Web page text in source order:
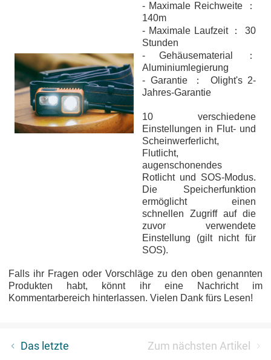
- Maximale Reichweite ：
140m
- Maximale Laufzeit ： 30
Stunden
- Gehäusematerial ：
Aluminiumlegierung
- Garantie ： Olight's 2-
Jahres-Garantie
10 verschiedene
Einstellungen in Flut- und
Scheinwerferlicht,
Flutlicht,
augenschonendes
Rotlicht und SOS-Modus.
Die Speicherfunktion
ermöglicht einen
schnellen Zugriff auf die
zuvor verwendete
Einstellung (gilt nicht für
SOS).
Falls ihr Fragen oder Vorschläge zu den oben genannten
Produkten habt, könnt ihr eine Nachricht im
Kommentarbereich hinterlassen. Vielen Dank fürs Lesen!
Das letzte Zum nächsten Artikel
Was ist eine Taschenlampe für die Jagd? Warum